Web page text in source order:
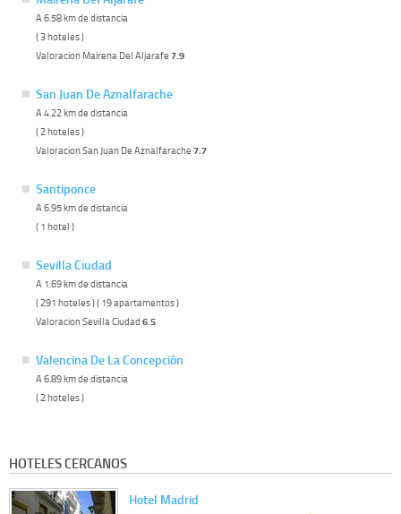
A 6.58 km de distancia
( 3 hoteles )
Valoracion Mairena Del Aljarafe 7.9
San Juan De Aznalfarache
A 4.22 km de distancia
( 2 hoteles )
Valoracion San Juan De Aznalfarache 7.7
Santiponce
A 6.95 km de distancia
( 1 hotel )
Sevilla Ciudad
A 1.69 km de distancia
( 291 hoteles ) ( 19 apartamentos )
Valoracion Sevilla Ciudad 6.5
Valencina De La Concepción
A 6.89 km de distancia
( 2 hoteles )
HOTELES CERCANOS
Hotel Madrid